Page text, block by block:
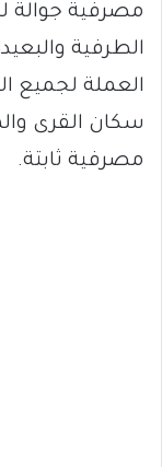
مصرفية جوالة
الطرفية
العملة لجميع
سكان القرى
مصرفية ثابتة.